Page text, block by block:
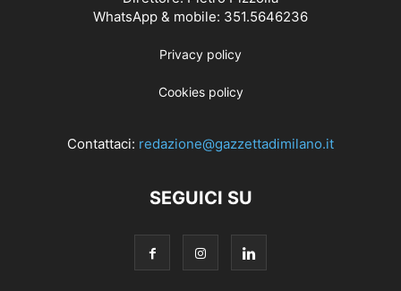
WhatsApp & mobile: 351.5646236
Privacy policy
Cookies policy
Contattaci: redazione@gazzettadimilano.it
SEGUICI SU